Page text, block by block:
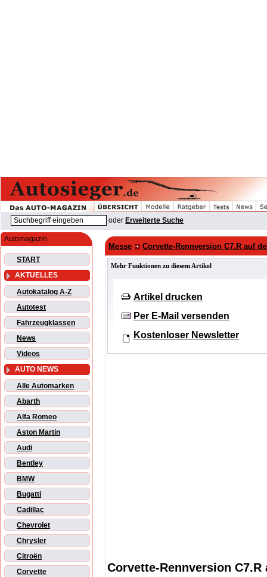
oder Erweiterte Suche
Automagazin
START
AKTUELLES
Autokatalog A-Z
Autotest
Fahrzeugklassen
News
Videos
AUTO NEWS
Alle Automarken
Abarth
Alfa Romeo
Aston Martin
Audi
Bentley
BMW
Bugatti
Cadillac
Chevrolet
Chrysler
Citroën
Corvette
Messe Corvette-Rennversion C7.R auf
Mehr Funktionen zu diesem Artikel
Artikel drucken
Per E-Mail versenden
Kostenloser Newsletter
Corvette-Rennversion C7.R